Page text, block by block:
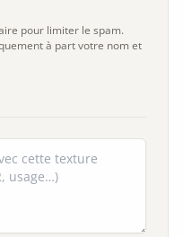
pour limiter le spam.
à part votre nom et